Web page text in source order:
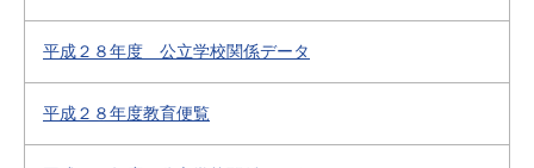
平成２８年度 公立学校関係データ
平成２８年度教育便覧